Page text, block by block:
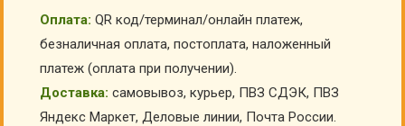
Оплата: QR код/терминал/онлайн платеж,
безналичная оплата, постоплата, наложенный
платеж (оплата при получении).
Доставка: самовывоз, курьер, ПВЗ СДЭК, ПВЗ
Яндекс Маркет, Деловые линии, Почта России.